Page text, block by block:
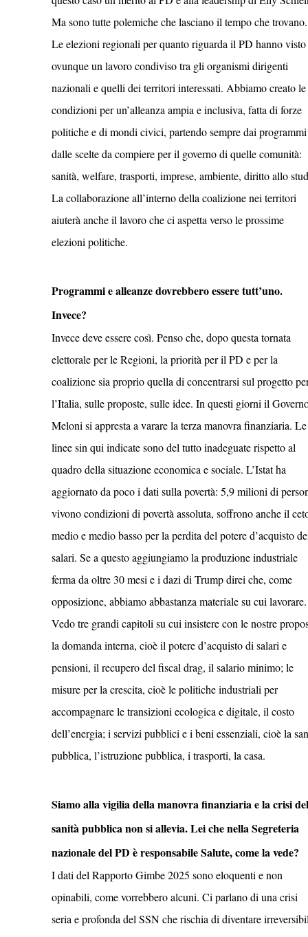
Ma sono tutte polemiche che lasciano il tempo che trovano.
Le elezioni regionali per quanto riguarda il PD hanno visto
ovunque un lavoro condiviso tra gli organismi dirigenti
nazionali e quelli dei territori interessati. Abbiamo creato le
condizioni per un’alleanza ampia e inclusiva, fatta di forze
politiche e di mondi civici, partendo sempre dai
dalle scelte da compiere per il governo di quelle comunità:
sanità, welfare, trasporti, imprese, ambiente, diritto allo
La collaborazione all’interno della coalizione nei territori
aiuterà anche il lavoro che ci aspetta verso le prossime
elezioni politiche.
Programmi e alleanze dovrebbero essere tutt’uno.
Invece?
Invece deve essere così. Penso che, dopo questa tornata
elettorale per le Regioni, la priorità per il PD e per la
coalizione sia proprio quella di concentrarsi sul progetto
l’Italia, sulle proposte, sulle idee. In questi giorni il
Meloni si appresta a varare la terza manovra finanziaria. Le
linee sin qui indicate sono del tutto inadeguate rispetto al
quadro della situazione economica e sociale. L’Istat ha
aggiornato da poco i dati sulla povertà: 5,9 milioni di
vivono condizioni di povertà assoluta, soffrono anche il
medio e medio basso per la perdita del potere d’acquisto
salari. Se a questo aggiungiamo la produzione industriale
ferma da oltre 30 mesi e i dazi di Trump direi che, come
opposizione, abbiamo abbastanza materiale su cui lavorare.
Vedo tre grandi capitoli su cui insistere con le nostre
la domanda interna, cioè il potere d’acquisto di salari e
pensioni, il recupero del fiscal drag, il salario minimo; le
misure per la crescita, cioè le politiche industriali per
accompagnare le transizioni ecologica e digitale, il costo
dell’energia; i servizi pubblici e i beni essenziali, cioè la
pubblica, l’istruzione pubblica, i trasporti, la casa.
Siamo alla vigilia della manovra finanziaria e la crisi
sanità pubblica non si allevia. Lei che nella Segreteria
nazionale del PD è responsabile Salute, come la vede?
I dati del Rapporto Gimbe 2025 sono eloquenti e non
opinabili, come vorrebbero alcuni. Ci parlano di una crisi
seria e profonda del SSN che rischia di diventare